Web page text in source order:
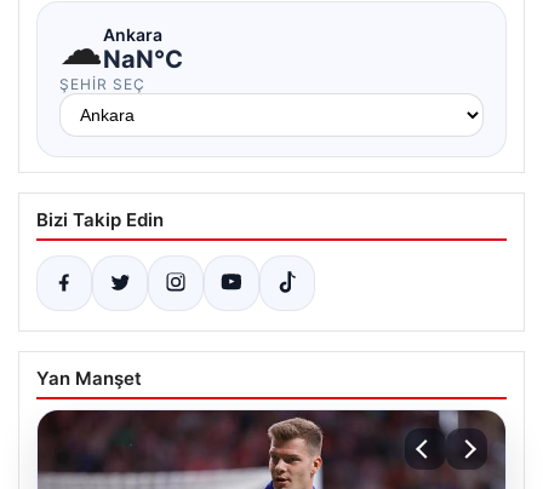
☁Ankara
NaN°C
ŞEHIR SEÇ
Bizi Takip Edin
Yan Manşet